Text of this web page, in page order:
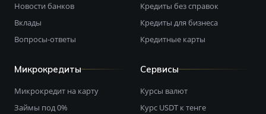
Новости банков
Вклады
Вопросы-ответы
Кредиты без справок
Кредиты для бизнеса
Кредитные карты
Микрокредиты
Микрокредит на карту
Займы под 0%
Сервисы
Курсы валют
Курс USDT к тенге